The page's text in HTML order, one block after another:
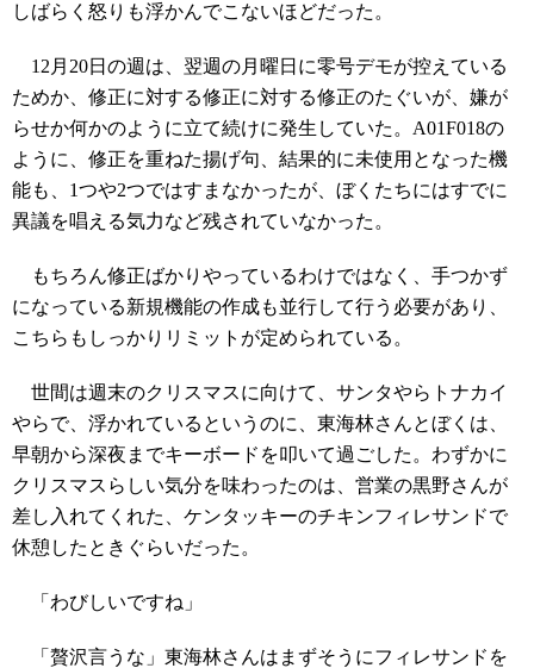
しばらく怒りも浮かんでこないほどだった。
12月20日の週は、翌週の月曜日に零号デモが控えている
ためか、修正に対する修正に対する修正のたぐいが、嫌が
らせか何かのように立て続けに発生していた。A01F018の
ように、修正を重ねた揚げ句、結果的に未使用となった機
能も、1つや2つではすまなかったが、ぼくたちにはすでに
異議を唱える気力など残されていなかった。
もちろん修正ばかりやっているわけではなく、手つかず
になっている新規機能の作成も並行して行う必要があり、
こちらもしっかりリミットが定められている。
世間は週末のクリスマスに向けて、サンタやらトナカイ
やらで、浮かれているというのに、東海林さんとぼくは、
早朝から深夜までキーボードを叩いて過ごした。わずかに
クリスマスらしい気分を味わったのは、営業の黒野さんが
差し入れてくれた、ケンタッキーのチキンフィレサンドで
休憩したときぐらいだった。
「わびしいですね」
「贅沢言うな」東海林さんはまずそうにフィレサンドを